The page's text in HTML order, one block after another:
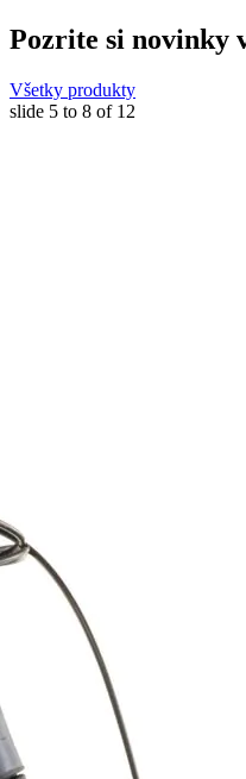
Pozrite si novinky
Všetky produkty
slide 5 to 8 of 12